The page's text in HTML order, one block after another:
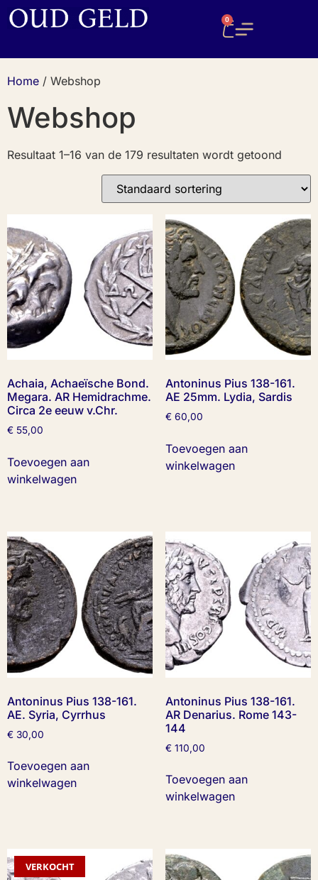
0
Home / Webshop
Webshop
Resultaat 1–16 van de 179 resultaten wordt getoond
Achaia, Achaeïsche Bond.
Megara. AR Hemidrachme.
Circa 2e eeuw v.Chr.
€ 55,00
Toevoegen aan
winkelwagen
Antoninus Pius 138-161.
AE 25mm. Lydia, Sardis
€ 60,00
Toevoegen aan
winkelwagen
Antoninus Pius 138-161.
AE. Syria, Cyrrhus
€ 30,00
Toevoegen aan
winkelwagen
Antoninus Pius 138-161.
AR Denarius. Rome 143-
144
€ 110,00
Toevoegen aan
winkelwagen
VERKOCHT